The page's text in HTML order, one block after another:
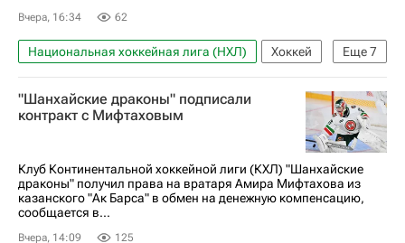
Вчера, 16:34 62
Еще7
Национальная хоккейная лига (НХЛ)
Хоккей
Спорт
Патрик Рибар
Амир Мифтахов
Каролина Харрикейнз
Шанхайские драконы
"Шанхайские драконы" подписали
контракт с Мифтаховым
Клуб Континентальной хоккейной лиги (КХЛ) "Шанхайские
драконы" получил права на вратаря Амира Мифтахова из
казанского "Ак Барса" в обмен на денежную компенсацию,
сообщается в...
Вчера, 14:09 125